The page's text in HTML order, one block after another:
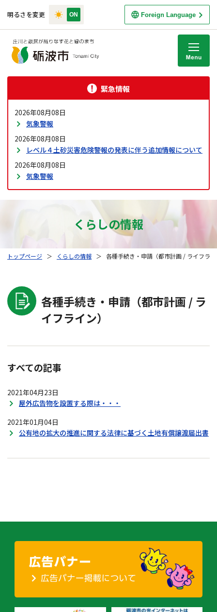
明るさを変更 Foreign Language
緊急情報
2026年08月08日
気象警報
2026年08月08日
レベル４土砂災害危険警報の発表に伴う追加情報について
2026年08月08日
気象警報
くらしの情報
トップページ ＞ くらしの情報 ＞ 各種手続き・申請（都市計画 / ライフラ
各種手続き・申請（都市計画 / ラ
イフライン）
すべての記事
2021年04月23日
屋外広告物を設置する際は・・・
2021年01月04日
公有地の拡大の推進に関する法律に基づく土地有償譲渡届出書